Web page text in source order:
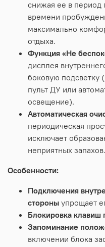
снижая ее в период
времени
максимально
отдыха.
Функция «Не
дисплея
боковую подсветку
пульт ДУ или
освещение).
Автоматическая
периодическая
исключает
неприятных запахов.
Особенности:
Подключения
стороны упрощает
Блокировка клавиш
Запоминание
включении блока